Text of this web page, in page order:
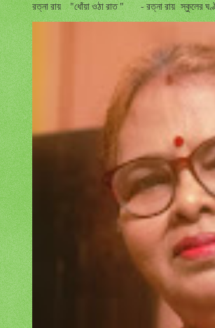
রত্না রায় "ধোঁয়া ওঠা রাত " - রত্না রায় স্কুলের ঘণ্টা